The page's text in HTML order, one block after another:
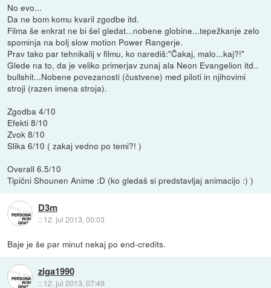
No evo...
Da ne bom komu kvaril zgodbe itd.
Filma še enkrat ne bi šel gledat...nobene globine...tepežkanje zelo
spominja na bolj slow motion Power Rangerje.
Prav tako par tehnikalij v filmu, ko narediš:"Čakaj, malo...kaj?!"
Glede na to, da je veliko primerjav zunaj ala Neon Evangelion itd..
bullshit...Nobene povezanosti (čustvene) med piloti in njihovimi
stroji (razen imena stroja).
Zgodba 4/10
Efekti 8/10
Zvok 8/10
Slika 6/10 ( zakaj vedno po temi?! )
Overall 6.5/10
Tipični Shounen Anime :D (ko gledaš si predstavljaj animacijo :) )
D3m
:: 12. jul 2013, 00:03
Baje je še par minut nekaj po end-credits.
ziga1990
:: 12. jul 2013, 07:49